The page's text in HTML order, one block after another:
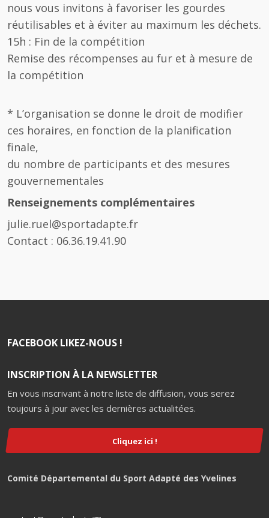
nous vous invitons à favoriser les gourdes
réutilisables et à éviter au maximum les déchets.
15h : Fin de la compétition
Remise des récompenses au fur et à mesure de
la compétition
* L’organisation se donne le droit de modifier
ces horaires, en fonction de la planification
finale,
du nombre de participants et des mesures
gouvernementales
Renseignements complémentaires
julie.ruel@sportadapte.fr
Contact : 06.36.19.41.90
FACEBOOK LIKEZ-NOUS !
INSCRIPTION À LA NEWSLETTER
En vous inscrivant à notre liste de diffusion, vous serez
toujours à jour avec les dernières actualitées.
Cliquez ici !
Comité Départemental du Sport Adapté des Yvelines